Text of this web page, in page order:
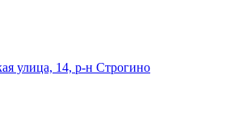
улица, 14, р-н Строгино